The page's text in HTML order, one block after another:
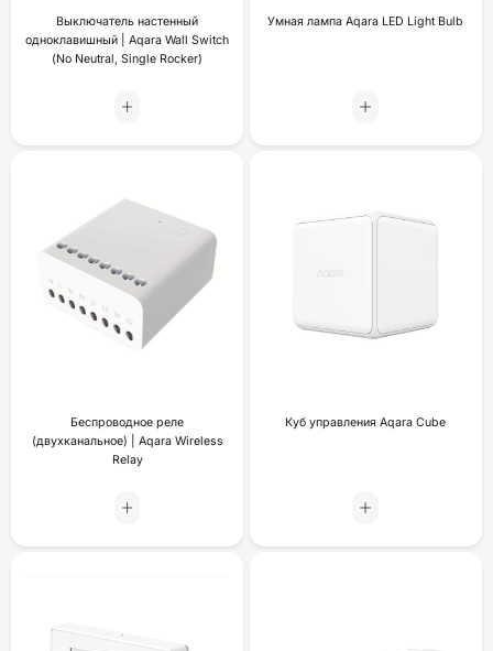
Выключатель настенный
одноклавишный | Aqara Wall Switch
(No Neutral, Single Rocker)
Умная лампа Aqara LED Light Bulb
Беспроводное реле
(двухканальное) | Aqara Wireless
Relay
Куб управления Aqara Cube